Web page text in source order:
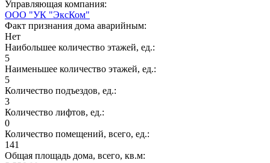
Управляющая компания:
ООО "УК "ЭксКом"
Факт признания дома аварийным:
Нет
Наибольшее количество этажей, ед.:
5
Наименьшее количество этажей, ед.:
5
Количество подъездов, ед.:
3
Количество лифтов, ед.:
0
Количество помещений, всего, ед.:
141
Общая площадь дома, всего, кв.м: